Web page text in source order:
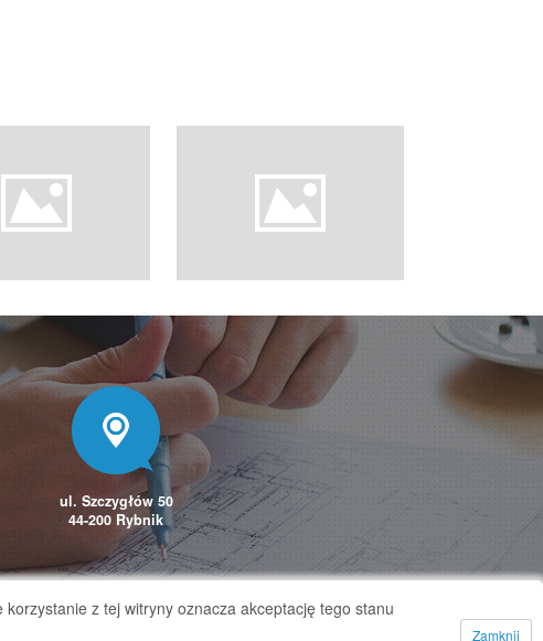
ul. Szczygłów 50
44-200 Rybnik
z tej witryny oznacza akceptację tego stanu
Zamknij